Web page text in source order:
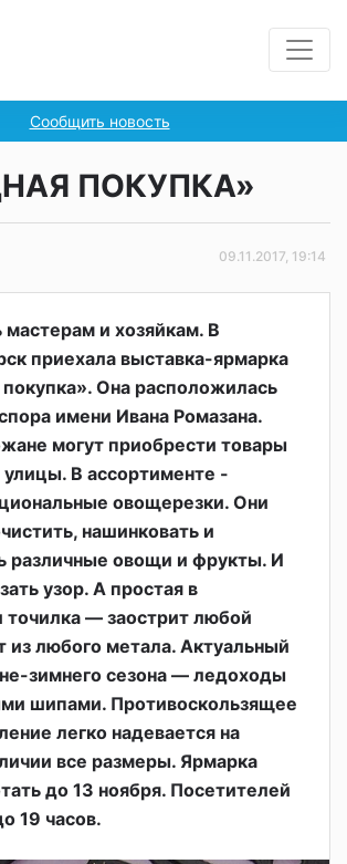
Сообщить новость
ПОКУПКА»
09.11.2017, 19:14
мастерам и хозяйкам. В
приехала выставка-ярмарка
Она расположилась
имени Ивана Ромазана.
могут приобрести товары
В ассортименте -
овощерезки. Они
нашинковать и
различные овощи и фрукты. И
узор. А простая в
— заострит любой
из любого метала. Актуальный
зимнего сезона — ледоходы
шипами. Противоскользящее
легко надевается на
все размеры. Ярмарка
до 13 ноября. Посетителей
19 часов.